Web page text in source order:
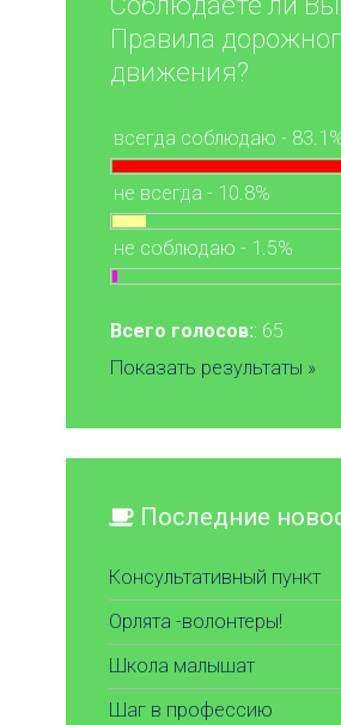
Правила
движения?
всегда соблюдаю -
не всегда - 10.8%
не соблюдаю - 1.5%
Всего голосов:: 65
Показать результаты »
Последние
Консультативный пункт
Орлята -волонтеры!
Школа малышат
Шаг в профессию